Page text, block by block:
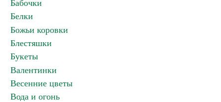
Бабочки
Белки
Божьи коровки
Блестяшки
Букеты
Валентинки
Весенние цветы
Вода и огонь